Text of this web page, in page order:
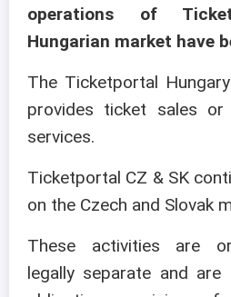
operations of
Hungarian market have
The Ticketportal
provides ticket sales
services.
Ticketportal CZ & SK
on the Czech and Slovak
These activities are
legally separate and